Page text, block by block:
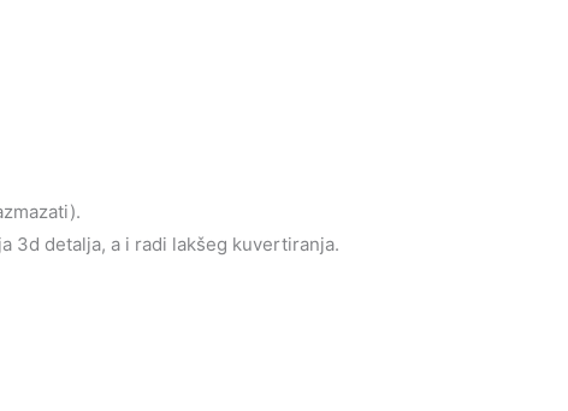
3d detalja, a i radi lakšeg kuvertiranja.